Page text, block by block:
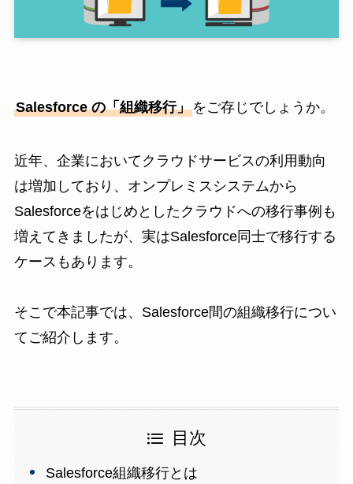
Salesforce の「組織移行」をご存じでしょうか。
近年、企業においてクラウドサービスの利用動向
は増加しており、オンプレミスシステムから
Salesforceをはじめとしたクラウドへの移行事例も
増えてきましたが、実はSalesforce同士で移行する
ケースもあります。
そこで本記事では、Salesforce間の組織移行につい
てご紹介します。
目次
Salesforce組織移行とは